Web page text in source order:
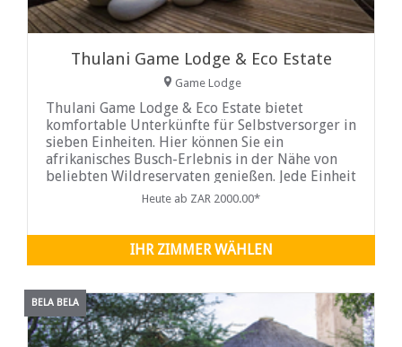
Thulani Game Lodge & Eco Estate
Game Lodge
Thulani Game Lodge & Eco Estate bietet
komfortable Unterkünfte für Selbstversorger in
sieben Einheiten. Hier können Sie ein
afrikanisches Busch-Erlebnis in der Nähe von
beliebten Wildreservaten genießen. Jede Einheit
Heute ab ZAR 2000.00*
IHR ZIMMER WÄHLEN
BELA BELA